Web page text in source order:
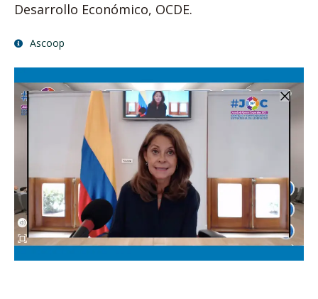
Desarrollo Económico, OCDE.
Ascoop